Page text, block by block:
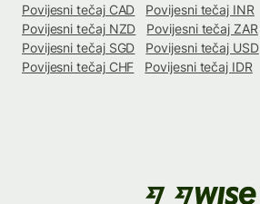
Povijesni tečaj CAD
Povijesni tečaj INR
Povijesni tečaj NZD
Povijesni tečaj ZAR
Povijesni tečaj SGD
Povijesni tečaj USD
Povijesni tečaj CHF
Povijesni tečaj IDR